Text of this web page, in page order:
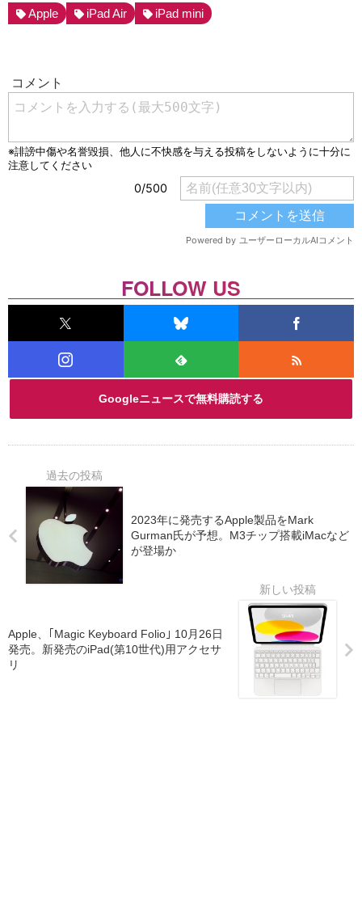
Apple iPad Air iPad mini
Googleニュースで無料購読する
FOLLOW US
2023年に発売するApple製品をMark
Gurman氏が予想。M3チップ搭載iMacなど
が登場か
Apple、｢Magic Keyboard Folio｣ 10月26日
発売。新発売のiPad(第10世代)用アクセサ
リ